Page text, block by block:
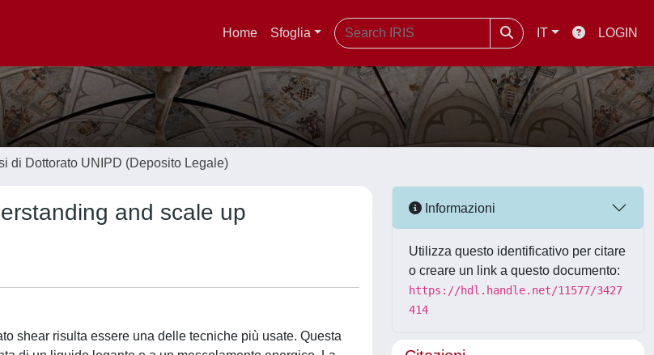
Home Sfoglia IT LOGIN
di Dottorato UNIPD (Deposito Legale)
and scale up
shear risulta essere una delle tecniche più usate. Questa
Informazioni
Utilizza questo identificativo per citare
o creare un link a questo documento:
https://hdl.handle.net/11577/3427
414